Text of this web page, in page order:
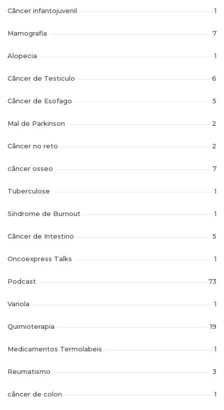
Câncer infantojuvenil 1
Mamografia 7
Alopecia 1
Câncer de Testiculo 6
Câncer de Esofago 5
Mal de Parkinson 2
Câncer no reto 2
câncer osseo 7
Tuberculose 1
Síndrome de Burnout 1
Câncer de Intestino 5
Oncoexpress Talks 1
Podcast 73
Variola 1
Quimioterapia 19
Medicamentos Termolabeis 1
Reumatismo 3
câncer de colon 1